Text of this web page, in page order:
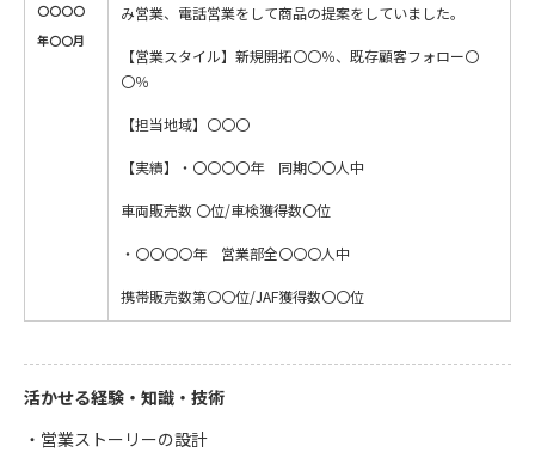
〇〇〇〇
年〇〇月
み営業、電話営業をして商品の提案をしていました。
【営業スタイル】新規開拓〇〇％、既存顧客フォロー〇
〇％
【担当地域】〇〇〇
【実績】・〇〇〇〇年 同期〇〇人中
車両販売数 〇位/車検獲得数〇位
・〇〇〇〇年 営業部全〇〇〇人中
携帯販売数第〇〇位/JAF獲得数〇〇位
活かせる経験・知識・技術
・営業ストーリーの設計